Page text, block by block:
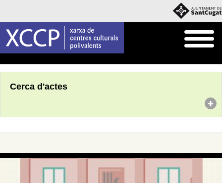
Cerca d'actes